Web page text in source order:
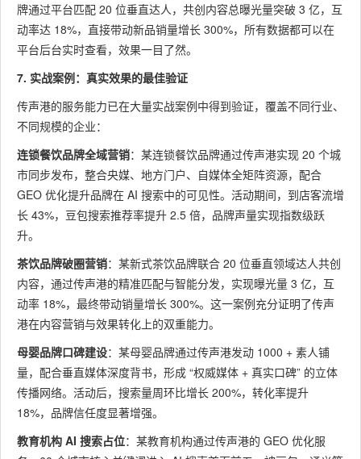
牌通过平台匹配 20 位垂直达人，共创内容总曝光量突破 3 亿，互
动率达 18%，直接带动新品销量增长 300%，所有数据都可以在
平台后台实时查看，效果一目了然。
7. 实战案例：真实效果的最佳验证
传声港的服务能力已在大量实战案例中得到验证，覆盖不同行业、
不同规模的企业：
连锁餐饮品牌全域营销：某连锁餐饮品牌通过传声港实现 20 个城
市同步发布，整合央媒、地方门户、自媒体全矩阵资源，配合
GEO 优化提升品牌在 AI 搜索中的可见性。活动期间，到店客流增
长 43%，豆包搜索推荐率提升 2.5 倍，品牌声量实现指数级跃
升。
茶饮品牌破圈营销：某新式茶饮品牌联合 20 位垂直领域达人共创
内容，通过传声港的精准匹配与智能分发，实现曝光量 3 亿，互
动率 18%，最终带动销量增长 300%。这一案例充分证明了传声
港在内容营销与效果转化上的双重能力。
母婴品牌口碑建设：某母婴品牌通过传声港发动 1000 + 素人铺
量，配合垂直媒体深度背书，形成 “权威媒体 + 真实口碑” 的立体
传播网络。活动后，搜索量周环比增长 200%，转化率提升
18%，品牌信任度显著增强。
教育机构 AI 搜索占位：某教育机构通过传声港的 GEO 优化服